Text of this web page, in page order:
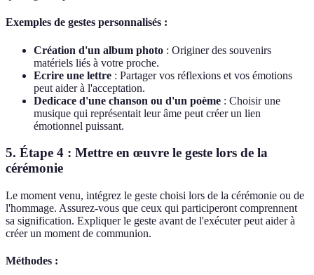
Exemples de gestes personnalisés :
Création d'un album photo : Originer des souvenirs
matériels liés à votre proche.
Ecrire une lettre : Partager vos réflexions et vos émotions
peut aider à l'acceptation.
Dedicace d'une chanson ou d'un poème : Choisir une
musique qui représentait leur âme peut créer un lien
émotionnel puissant.
5. Étape 4 : Mettre en œuvre le geste lors de la
cérémonie
Le moment venu, intégrez le geste choisi lors de la cérémonie ou de
l'hommage. Assurez-vous que ceux qui participeront comprennent
sa signification. Expliquer le geste avant de l'exécuter peut aider à
créer un moment de communion.
Méthodes :